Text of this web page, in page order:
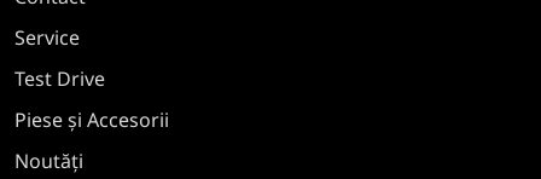
Service
Test Drive
Piese și Accesorii
Noutăți